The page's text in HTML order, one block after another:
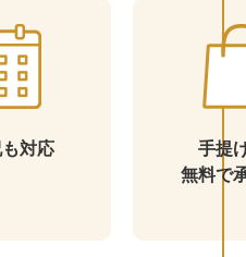
対応
手提
無料で